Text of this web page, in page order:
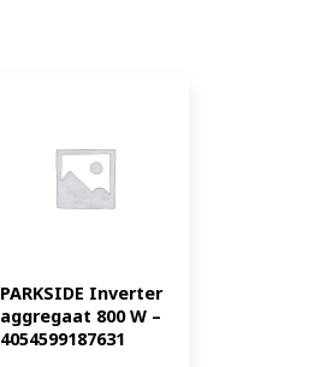
PARKSIDE Inverter
aggregaat 800 W –
4054599187631